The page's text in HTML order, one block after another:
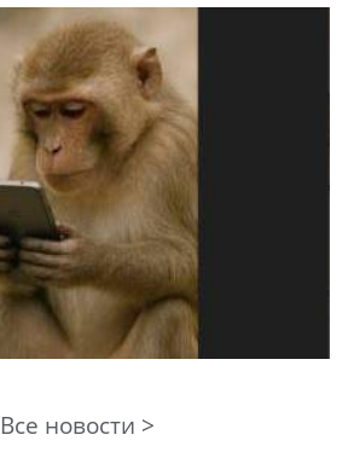
Все новости >